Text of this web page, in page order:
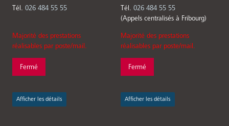
Tél. 026 484 55 55
Majorité des prestations
réalisables par poste/mail.
Fermé
Afficher les détails
Tél. 026 484 55 55
(Appels centralisés à Fribourg)
Majorité des prestations
réalisables par poste/mail.
Fermé
Afficher les détails